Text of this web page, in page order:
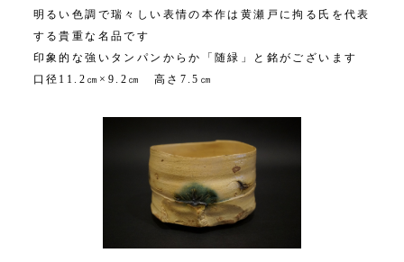
明るい色調で瑞々しい表情の本作は黄瀬戸に拘る氏を代表
する貴重な名品です
印象的な強いタンパンからか「随緑」と銘がございます
口径11.2㎝×9.2㎝ 高さ7.5㎝